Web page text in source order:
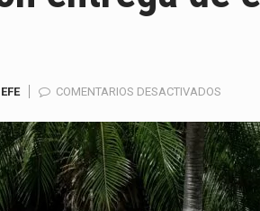
COMENTARIOS DESACTIVADOS
LA
TÉCNICA
EN